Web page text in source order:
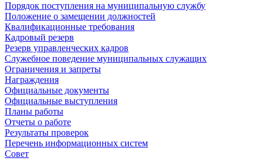
Порядок поступления на муниципальную службу
Положение о замещении должностей
Квалификационные требования
Кадровый резерв
Резерв управленческих кадров
Служебное поведение муниципальных служащих
Ограничения и запреты
Награждения
Официальные документы
Официальные выступления
Планы работы
Отчеты о работе
Результаты проверок
Перечень информационных систем
Совет